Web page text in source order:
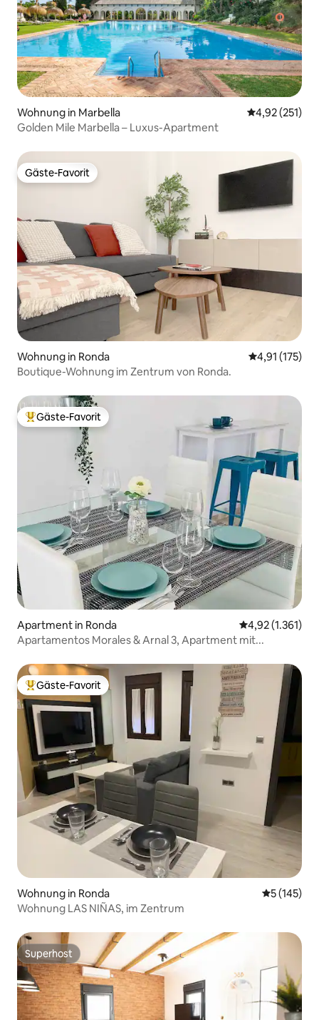
Wohnung in Marbella
4,92 (251)
Golden Mile Marbella – Luxus-Apartment
Gäste-Favorit
Gäste-Favorit
Wohnung in Ronda
4,91 (175)
Boutique-Wohnung im Zentrum von Ronda.
Beliebter Gäste-Favorit.
Gäste-Favorit
Apartment in Ronda
4,92 (1.361)
Apartamentos Morales & Arnal 3, Apartment mit...
Beliebter Gäste-Favorit.
Gäste-Favorit
Wohnung in Ronda
5 (145)
Wohnung LAS NIÑAS, im Zentrum
Superhost
Superhost